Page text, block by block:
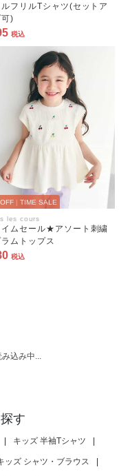
ルフリルTシャツ(セットア
可)
税込
| TIME SALE
les cours
ムセール★アソート刺繍
ムトップス
税込
込み中...
す
| キッズ 半袖Tシャツ |
ッズ シャツ・ブラウス |